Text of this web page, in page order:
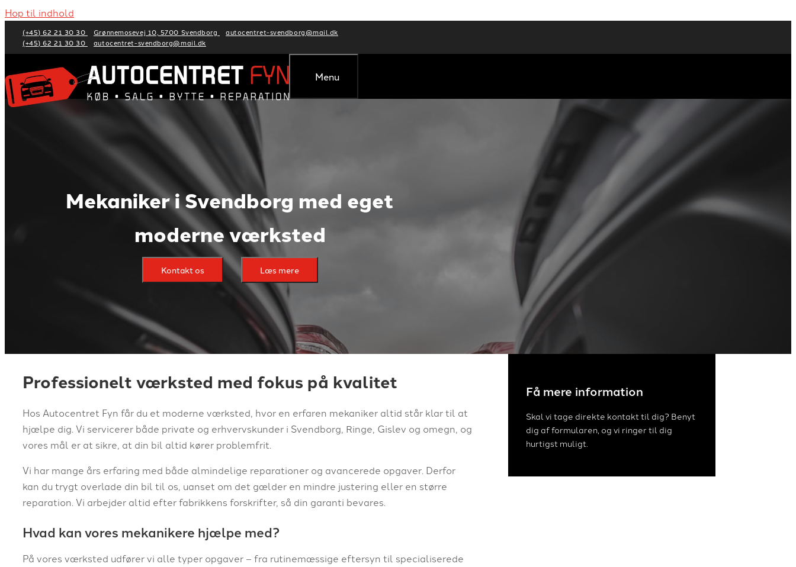
Hop til indhold
(+45) 62 21 30 30 Grønnemosevej 10, 5700 Svendborg
autocentret-svendborg@mail.dk
(+45) 62 21 30 30
autocentret-svendborg@mail.dk
Menu
Mekaniker i Svendborg med eget
moderne værksted
Kontakt os Læs mere
Professionelt værksted med fokus på kvalitet
Hos Autocentret Fyn får du et moderne værksted, hvor en erfaren mekaniker altid står klar til at
hjælpe dig. Vi servicerer både private og erhvervskunder i Svendborg, Ringe, Gislev og omegn, og
vores mål er at sikre, at din bil altid kører problemfrit.
Vi har mange års erfaring med både almindelige reparationer og avancerede opgaver. Derfor
kan du trygt overlade din bil til os, uanset om det gælder en mindre justering eller en større
reparation. Vi arbejder altid efter fabrikkens forskrifter, så din garanti bevares.
Hvad kan vores mekanikere hjælpe med?
På vores værksted udfører vi alle typer opgaver – fra rutinemæssige eftersyn til specialiserede
Få mere information
Skal vi tage direkte kontakt til dig? Benyt
dig af formularen, og vi ringer til dig
hurtigst muligt.